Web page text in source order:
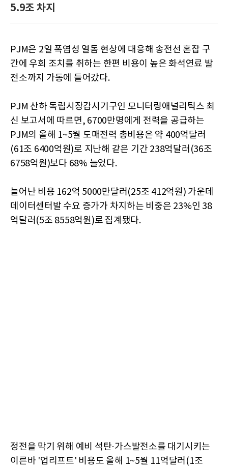
5.9조 차지
PJM은 2일 폭염성 열돔 현상에 대응해 송전선 혼잡 구
간에 우회 조치를 취하는 한편 비용이 높은 화석연료 발
전소까지 가동에 들어갔다.
PJM 산하 독립시장감시기구인 모니터링애널리틱스 최
신 보고서에 따르면, 6700만명에게 전력을 공급하는
PJM의 올해 1~5월 도매전력 총비용은 약 400억달러
(61조 6400억원)로 지난해 같은 기간 238억달러(36조
6758억원)보다 68% 늘었다.
늘어난 비용 162억 5000만달러(25조 412억원) 가운데
데이터센터발 수요 증가가 차지하는 비중은 23%인 38
억달러(5조 8558억원)로 집계됐다.
정전을 막기 위해 예비 석탄·가스발전소를 대기시키는
이른바 '업리프트' 비용도 올해 1~5월 11억달러(1조